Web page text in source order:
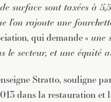
surface sont taxées à
l’on rajoute une
qui demande « une
le secteur, et une équité
Stratto, souligne
dans la restauration